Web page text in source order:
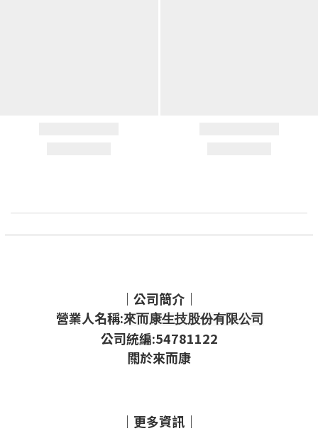
｜公司簡介｜
營業人名稱:來而康生技股份有限公司
公司統編:54781122
關於來而康
｜更多資訊｜